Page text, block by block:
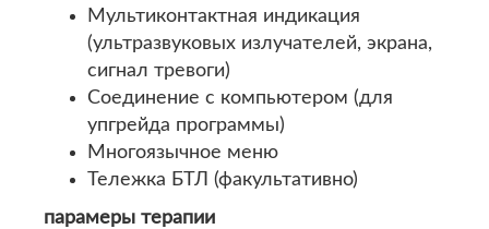
Мультиконтактная индикация
(ультразвуковых излучателей, экрана,
сигнал тревоги)
Соединение с компьютером (для
упгрейда программы)
Многоязычное меню
Тележка БТЛ (факультативно)
парамеры терапии